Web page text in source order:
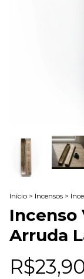
Início > Incensos >
Incenso
Arruda